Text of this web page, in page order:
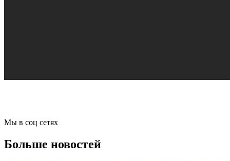
Мы в соц сетях
Больше новостей